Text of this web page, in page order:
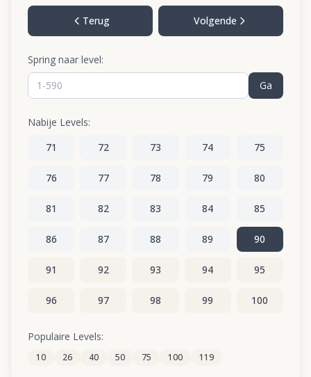
Terug Volgende
Spring naar level:
Ga
Nabije Levels:
71
72 73 74 75
76 77 78 79 80
81 82 83 84 85
86 87 88 89 90
91 92 93 94 95
96 97 98 99 100
101 102
106 107 108 109
Populaire Levels:
10 26 40 50 75 100 119